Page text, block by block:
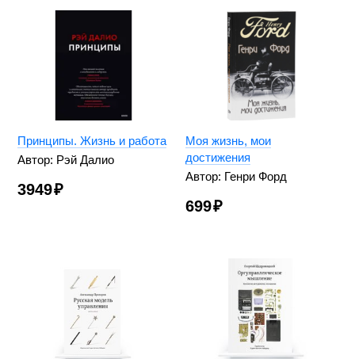
Принципы. Жизнь и работа
Автор: Рэй Далио
3949₽
Моя жизнь, мои
достижения
Автор: Генри Форд
699₽